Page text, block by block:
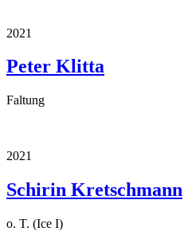
2021
Peter Klitta
Faltung
2021
Schirin Kretschmann
o. T. (Ice I)